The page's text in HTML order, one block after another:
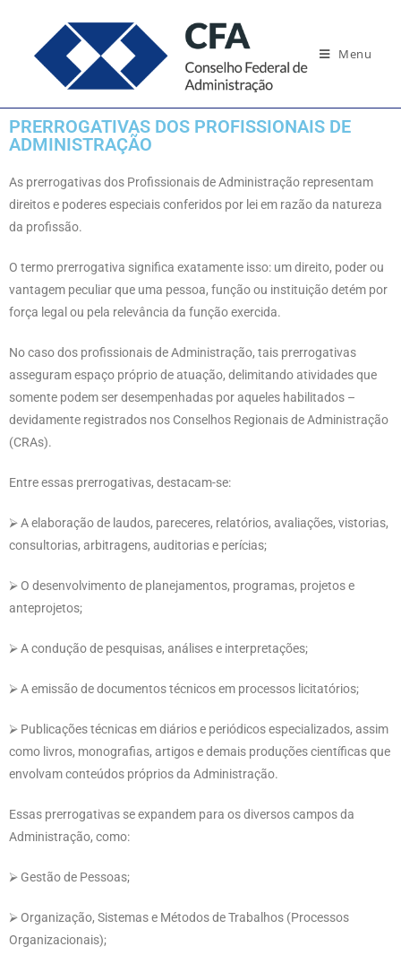
Menu
PRERROGATIVAS DOS PROFISSIONAIS DE
ADMINISTRAÇÃO
As prerrogativas dos Profissionais de Administração representam
direitos e poderes especiais conferidos por lei em razão da natureza
da profissão.
O termo prerrogativa significa exatamente isso: um direito, poder ou
vantagem peculiar que uma pessoa, função ou instituição detém por
força legal ou pela relevância da função exercida.
No caso dos profissionais de Administração, tais prerrogativas
asseguram espaço próprio de atuação, delimitando atividades que
somente podem ser desempenhadas por aqueles habilitados –
devidamente registrados nos Conselhos Regionais de Administração
(CRAs).
Entre essas prerrogativas, destacam-se:
⮚ A elaboração de laudos, pareceres, relatórios, avaliações, vistorias,
consultorias, arbitragens, auditorias e perícias;
⮚ O desenvolvimento de planejamentos, programas, projetos e
anteprojetos;
⮚ A condução de pesquisas, análises e interpretações;
⮚ A emissão de documentos técnicos em processos licitatórios;
⮚ Publicações técnicas em diários e periódicos especializados, assim
como livros, monografias, artigos e demais produções científicas que
envolvam conteúdos próprios da Administração.
Essas prerrogativas se expandem para os diversos campos da
Administração, como:
⮚ Gestão de Pessoas;
⮚ Organização, Sistemas e Métodos de Trabalhos (Processos
Organizacionais);